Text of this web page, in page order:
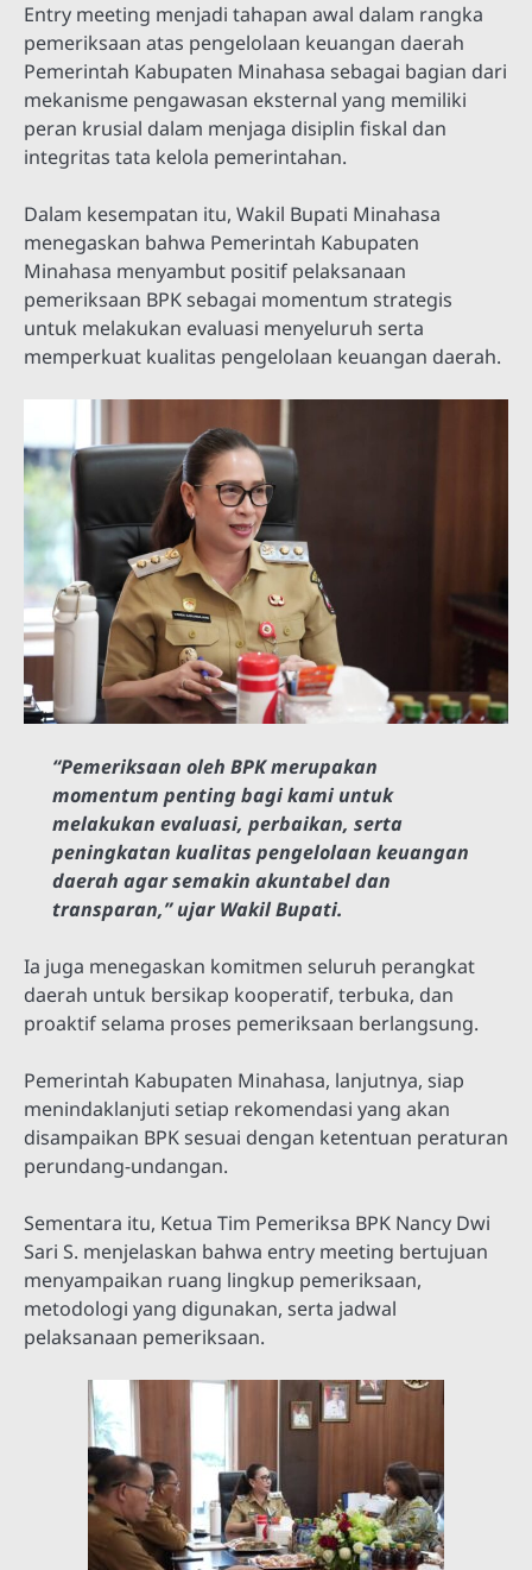
Entry meeting menjadi tahapan awal dalam rangka
pemeriksaan atas pengelolaan keuangan daerah
Pemerintah Kabupaten Minahasa sebagai bagian dari
mekanisme pengawasan eksternal yang memiliki
peran krusial dalam menjaga disiplin fiskal dan
integritas tata kelola pemerintahan.
Dalam kesempatan itu, Wakil Bupati Minahasa
menegaskan bahwa Pemerintah Kabupaten
Minahasa menyambut positif pelaksanaan
pemeriksaan BPK sebagai momentum strategis
untuk melakukan evaluasi menyeluruh serta
memperkuat kualitas pengelolaan keuangan daerah.
“Pemeriksaan oleh BPK merupakan
momentum penting bagi kami untuk
melakukan evaluasi, perbaikan, serta
peningkatan kualitas pengelolaan keuangan
daerah agar semakin akuntabel dan
transparan,” ujar Wakil Bupati.
Ia juga menegaskan komitmen seluruh perangkat
daerah untuk bersikap kooperatif, terbuka, dan
proaktif selama proses pemeriksaan berlangsung.
Pemerintah Kabupaten Minahasa, lanjutnya, siap
menindaklanjuti setiap rekomendasi yang akan
disampaikan BPK sesuai dengan ketentuan peraturan
perundang-undangan.
Sementara itu, Ketua Tim Pemeriksa BPK Nancy Dwi
Sari S. menjelaskan bahwa entry meeting bertujuan
menyampaikan ruang lingkup pemeriksaan,
metodologi yang digunakan, serta jadwal
pelaksanaan pemeriksaan.